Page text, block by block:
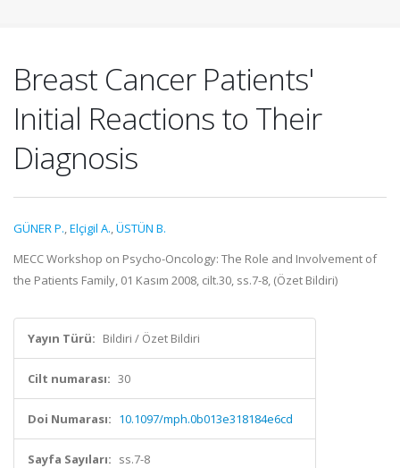
Breast Cancer Patients'
Initial Reactions to Their
Diagnosis
GÜNER P.,Elçigil A.,ÜSTÜN B.
MECC Workshop on Psycho-Oncology: The Role and Involvement of
the Patients Family, 01 Kasım 2008, cilt.30, ss.7-8, (Özet Bildiri)
Yayın Türü: Bildiri / Özet Bildiri
Cilt numarası: 30
Doi Numarası: 10.1097/mph.0b013e318184e6cd
Sayfa Sayıları: ss.7-8